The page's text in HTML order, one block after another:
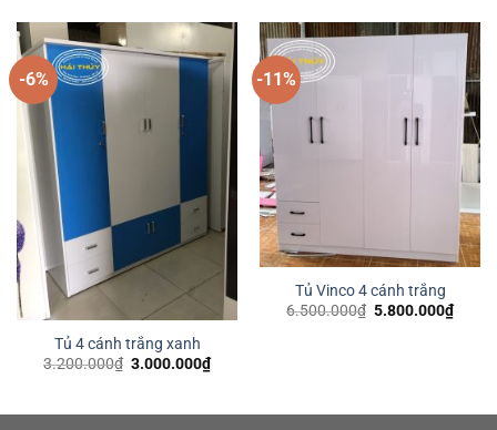
2.700.000₫.
-6%
Tủ 4 cánh trắng xanh
3.200.000₫ Giá
3.000.000₫Giá
hiện
3.000.000₫.
-11%
Tủ Vinco 4 cánh trắng
6.500.000₫ Giá
5.800.000₫Giá
hiện